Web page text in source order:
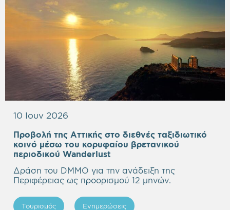
10 Ιουν 2026
Προβολή της Αττικής στο διεθνές ταξιδιωτικό
κοινό μέσω του κορυφαίου βρετανικού
περιοδικού Wanderlust
Δράση του DMMO για την ανάδειξη της
Περιφέρειας ως προορισμού 12 μηνών.
Τουρισμός Ενημερώσεις